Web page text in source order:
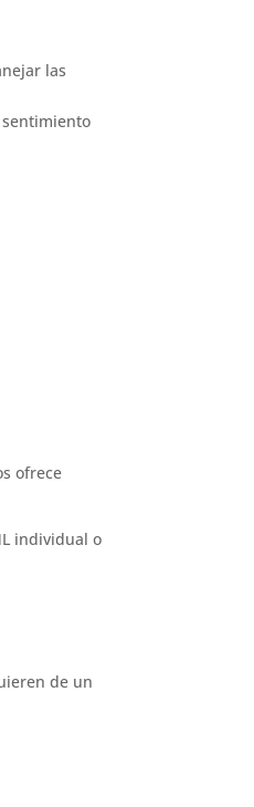
las
ofrece
individual o
de un